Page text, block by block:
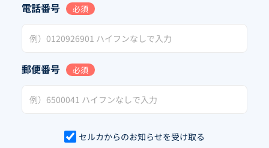
電話番号 必須
郵便番号 必須
セルカからのお知らせを受け取る